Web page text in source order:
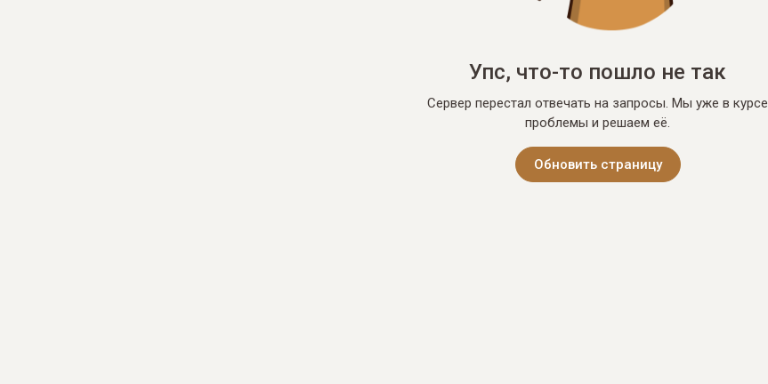
Упс, что-то пошло не так
Сервер перестал отвечать на запросы. Мы уже в курсе
проблемы и решаем её.
Обновить страницу